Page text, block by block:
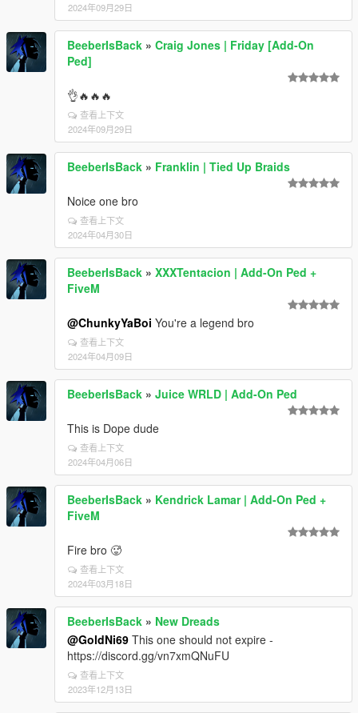
2024年09月29日
BeeberIsBack » Craig Jones | Friday [Add-On
Ped]
👌🔥🔥🔥
查看上下文
2024年09月29日
BeeberIsBack » Franklin | Tied Up Braids
Noice one bro
查看上下文
2024年04月30日
BeeberIsBack » XXXTentacion | Add-On Ped +
FiveM
@ChunkyYaBoi You're a legend bro
查看上下文
2024年04月09日
BeeberIsBack » Juice WRLD | Add-On Ped
This is Dope dude
查看上下文
2024年04月06日
BeeberIsBack » Kendrick Lamar | Add-On Ped +
FiveM
Fire bro 🥵
查看上下文
2024年03月18日
BeeberIsBack » New Dreads
@GoldNi69 This one should not expire -
https://discord.gg/vn7xmQNuFU
查看上下文
2023年12月13日